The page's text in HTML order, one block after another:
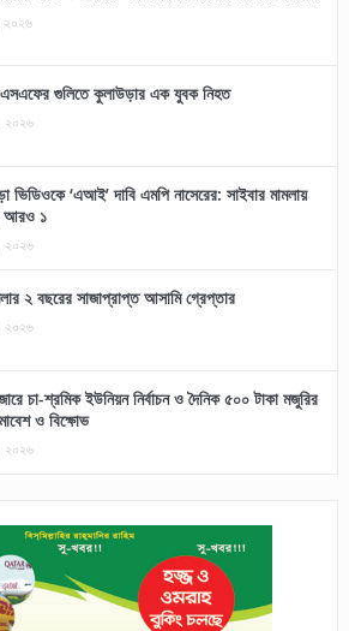
২০২৬
গুলিতে কুলাউড়ার এক যুবক নিহত
২০২৬
ভিডিওকে ‘এআই’ দাবি এমপি নাসেরের: সাইবার মামলায়
আরও ১
২০২৬
২ বছরের সাজাপ্রাপ্ত আসামি গ্রেপ্তার
২০২৬
চা-শ্রমিক ইউনিয়ন নির্বাচন ও দৈনিক ৫০০ টাকা মজুরির
ও বিক্ষোভ
২০২৬